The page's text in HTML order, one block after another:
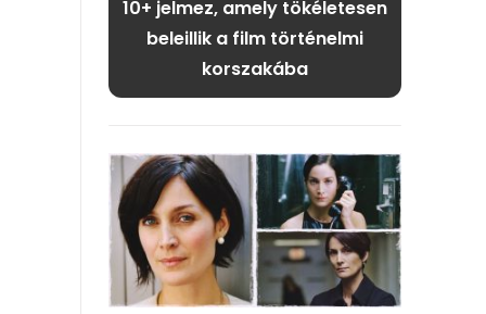
10+ jelmez, amely tökéletesen
beleillik a film történelmi
korszakába